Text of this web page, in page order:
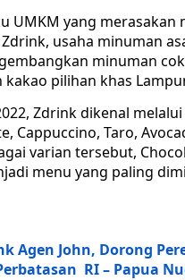
UMKM yang merasakan
usaha minuman
minuman
pilihan khas
Zdrink dikenal
Cappuccino, Taro,
varian tersebut,
menu yang paling
Agen John, Dorong
RI – Papua